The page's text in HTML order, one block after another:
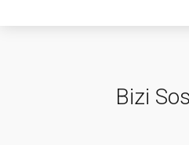
Bizi